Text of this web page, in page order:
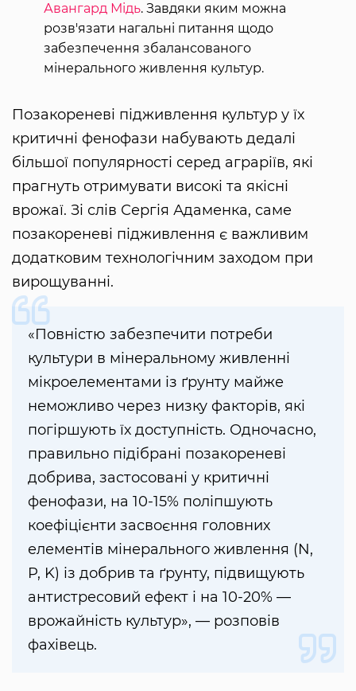
Авангард Мідь. Завдяки яким можна
розв'язати нагальні питання щодо
забезпечення збалансованого
мінерального живлення культур.
Позакореневі підживлення культур у їх
критичні фенофази набувають дедалі
більшої популярності серед аграріїв, які
прагнуть отримувати високі та якісні
врожаї. Зі слів Сергія Адаменка, саме
позакореневі підживлення є важливим
додатковим технологічним заходом при
вирощуванні.
«Повністю забезпечити потреби
культури в мінеральному живленні
мікроелементами із ґрунту майже
неможливо через низку факторів, які
погіршують їх доступність. Одночасно,
правильно підібрані позакореневі
добрива, застосовані у критичні
фенофази, на 10-15% поліпшують
коефіцієнти засвоєння головних
елементів мінерального живлення (N,
P, K) із добрив та ґрунту, підвищують
антистресовий ефект і на 10-20% —
врожайність культур», — розповів
фахівець.